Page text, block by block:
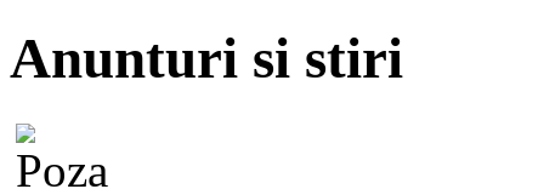
Anunturi si stiri